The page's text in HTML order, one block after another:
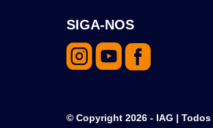
SIGA-NOS
© Copyright 2026 - IAG |